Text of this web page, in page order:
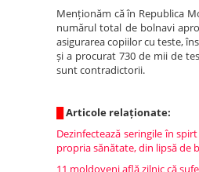
Menționăm că în Republica
numărul total de bolnavi
asigurarea copiilor cu teste,
și a procurat 730 de mii de
sunt contradictorii.
Articole relaționate:
Dezinfectează seringile în
propria sănătate, din lipsă de
11 moldoveni află zilnic că